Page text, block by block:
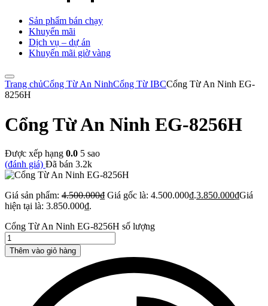
Sản phẩm bán chạy
Khuyến mãi
Dịch vụ – dự án
Khuyến mãi giờ vàng
Trang chủCổng Từ An NinhCổng Từ IBCCổng Từ An Ninh EG-
8256H
Cổng Từ An Ninh EG-8256H
Được xếp hạng 0.0 5 sao
(đánh giá) Đã bán 3.2k
Giá sản phẩm: 4.500.000₫ Giá gốc là: 4.500.000₫.3.850.000₫Giá
hiện tại là: 3.850.000₫.
Cổng Từ An Ninh EG-8256H số lượng
Thêm vào giỏ hàng